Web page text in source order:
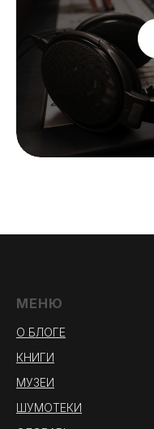
МЕНЮ
О БЛОГЕ
КНИГИ
МУЗЕИ
ШУМОТЕКИ